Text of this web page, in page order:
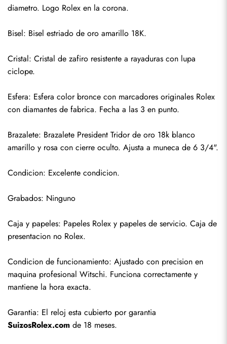
diametro. Logo Rolex en la corona.
Bisel: Bisel estriado de oro amarillo 18K.
Cristal: Cristal de zafiro resistente a rayaduras con lupa
ciclope.
Esfera: Esfera color bronce con marcadores originales Rolex
con diamantes de fabrica. Fecha a las 3 en punto.
Brazalete: Brazalete President Tridor de oro 18k blanco
amarillo y rosa con cierre oculto. Ajusta a muneca de 6 3/4".
Condicion: Excelente condicion.
Grabados: Ninguno
Caja y papeles: Papeles Rolex y papeles de servicio. Caja de
presentacion no Rolex.
Condicion de funcionamiento: Ajustado con precision en
maquina profesional Witschi. Funciona correctamente y
mantiene la hora exacta.
SuizosRolex.com de 18 meses.
Enviar